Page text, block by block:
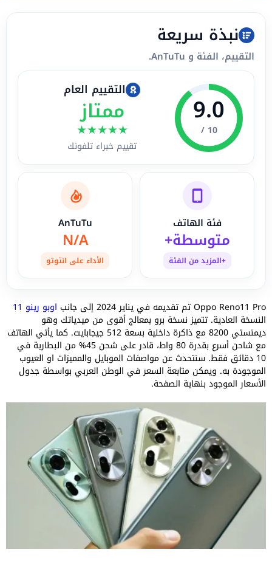
نبذة سريعة
التقييم، الفئة و AnTuTu.
9.0
10 /
التقييم العام
ممتاز
★★★★★
تقييم خبراء تلفونك
فئة الهاتف
متوسطة+
+المزيد من الفئة
AnTuTu
N/A
الأداء على انتوتو
Oppo Reno11 Pro تم تقديمه في يناير 2024 إلى جانب اوبو رينو 11
النسخة العادية. تتميز نسخة برو بمعالج أقوى من ميدياتك وهو
ديمنستي 8200 مع ذاكرة داخلية بسعة 512 جيجابايت. كما يأتي الهاتف
مع شاحن أسرع بقدرة 80 واط، قادر على شحن 45% من البطارية في
10 دقائق فقط. سنتحدث عن مواصفات الموبايل والمميزات او العيوب
الموجودة به. ويمكن متابعة السعر في الوطن العربي بواسطة جدول
الأسعار الموجود بنهاية الصفحة.